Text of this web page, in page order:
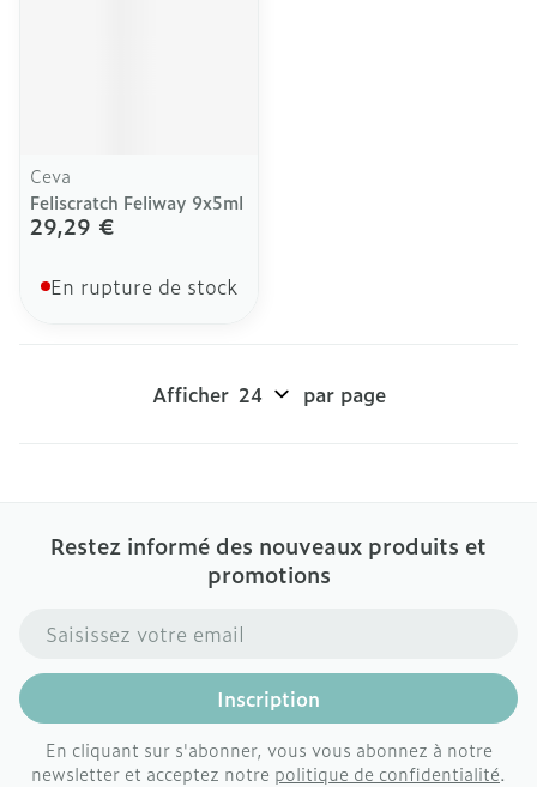
Ceva
Feliscratch Feliway 9x5ml
29,29 €
En rupture de stock
Afficher par page
Restez informé des nouveaux produits et
promotions
Adresse mail
Inscription
En cliquant sur s'abonner, vous vous abonnez à notre
newsletter et acceptez notre politique de confidentialité.